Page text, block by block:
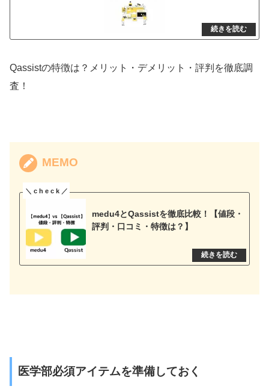
Qassistの特徴は？メリット・デメリット・評判を徹底調
査！
MEMO
medu4とQassistを徹底比較！【値段・
評判・口コミ・特徴は？】
医学部必須アイテムを準備しておく